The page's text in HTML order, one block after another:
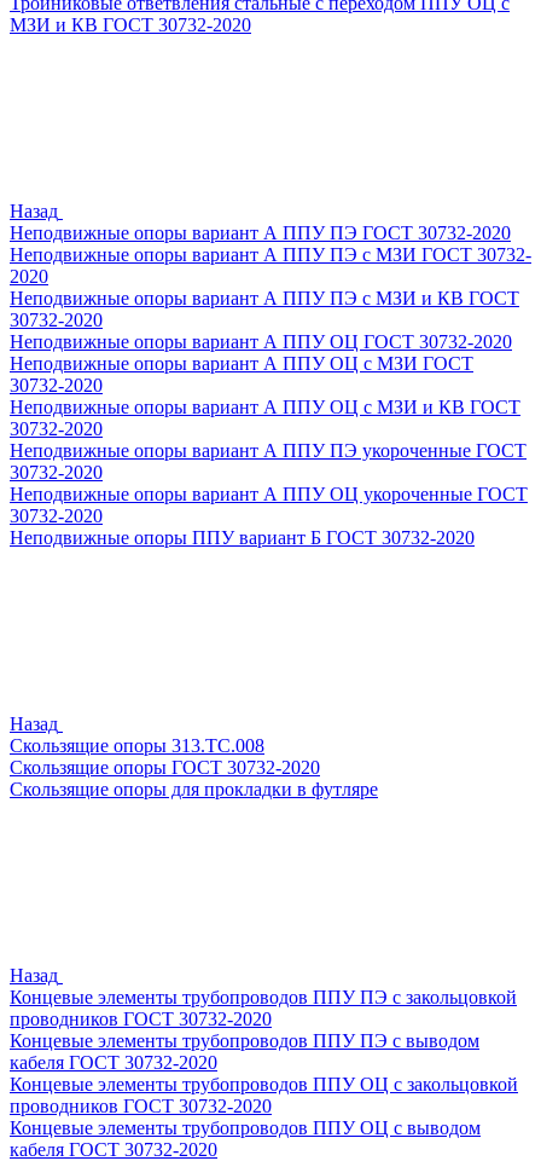
МЗИ и КВ ГОСТ 30732-2020
Назад
Неподвижные опоры вариант А ППУ ПЭ ГОСТ 30732-2020
Неподвижные опоры вариант А ППУ ПЭ с МЗИ ГОСТ 30732-
2020
Неподвижные опоры вариант А ППУ ПЭ с МЗИ и КВ ГОСТ
30732-2020
Неподвижные опоры вариант А ППУ ОЦ ГОСТ 30732-2020
Неподвижные опоры вариант А ППУ ОЦ с МЗИ ГОСТ
30732-2020
Неподвижные опоры вариант А ППУ ОЦ с МЗИ и КВ ГОСТ
30732-2020
Неподвижные опоры вариант А ППУ ПЭ укороченные ГОСТ
30732-2020
Неподвижные опоры вариант А ППУ ОЦ укороченные ГОСТ
30732-2020
Неподвижные опоры ППУ вариант Б ГОСТ 30732-2020
Назад
Скользящие опоры 313.ТС.008
Скользящие опоры ГОСТ 30732-2020
Скользящие опоры для прокладки в футляре
Назад
Концевые элементы трубопроводов ППУ ПЭ с закольцовкой
проводников ГОСТ 30732-2020
Концевые элементы трубопроводов ППУ ПЭ с выводом
кабеля ГОСТ 30732-2020
Концевые элементы трубопроводов ППУ ОЦ с закольцовкой
проводников ГОСТ 30732-2020
Концевые элементы трубопроводов ППУ ОЦ с выводом
кабеля ГОСТ 30732-2020